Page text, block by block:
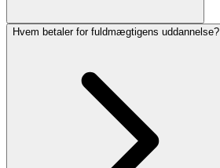
Hvem betaler for fuldmægtigens uddannelse?